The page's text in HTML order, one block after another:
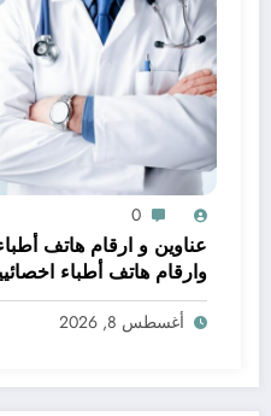
0
عناوين و ارقام هاتف
وارقام هاتف أطباء
أغسطس 8, 2026